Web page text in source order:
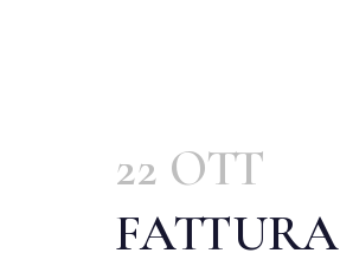
22 OTT
FATTURA